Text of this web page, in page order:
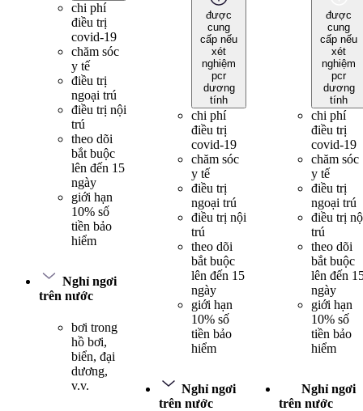
chi phí
điều trị
covid-19
chăm sóc
y tế
điều trị
ngoại trú
điều trị nội
trú
theo dõi
bắt buộc
lên đến 15
ngày
giới hạn
10% số
tiền bảo
hiểm
Nghỉ ngơi
trên nước
bơi trong
hồ bơi,
biển, đại
dương,
v.v.
được
cung
cấp nếu
xét
nghiệm
pcr
dương
tính
chi phí
điều trị
covid-19
chăm sóc
y tế
điều trị
ngoại trú
điều trị nội
trú
theo dõi
bắt buộc
lên đến 15
ngày
giới hạn
10% số
tiền bảo
hiểm
Nghỉ ngơi
trên nước
được
cung
cấp nếu
xét
nghiệm
pcr
dương
tính
chi phí
điều trị
covid-19
chăm sóc
y tế
điều trị
ngoại trú
điều trị
trú
theo dõi
bắt buộc
lên đến
ngày
giới hạn
10% số
tiền bảo
hiểm
Nghỉ ngơi
trên nước